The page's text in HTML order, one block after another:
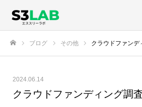
ブログ その他 クラウドファン
2024.06.14
クラウドファンディング調